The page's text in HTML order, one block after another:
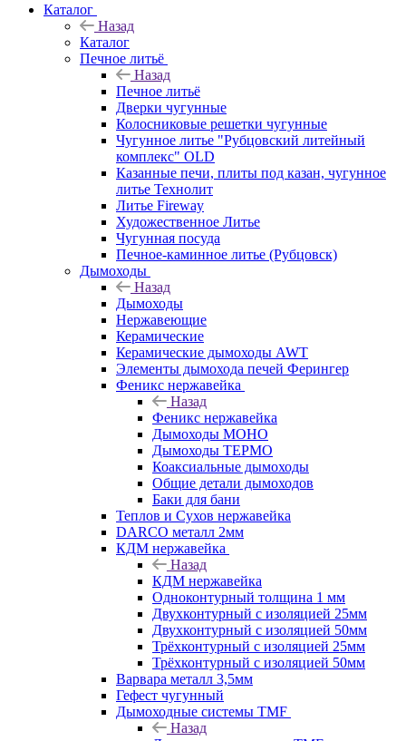
Каталог
Назад
Каталог
Печное литьё
Назад
Печное литьё
Дверки чугунные
Колосниковые решетки чугунные
Чугунное литье "Рубцовский литейный
комплекс" OLD
Казанные печи, плиты под казан, чугунное
литье Технолит
Литье Fireway
Художественное Литье
Чугунная посуда
Печное-каминное литье (Рубцовск)
Дымоходы
Назад
Дымоходы
Нержавеющие
Керамические
Керамические дымоходы AWT
Элементы дымохода печей Ферингер
Феникс нержавейка
Назад
Феникс нержавейка
Дымоходы МОНО
Дымоходы ТЕРМО
Коаксиальные дымоходы
Общие детали дымоходов
Баки для бани
Теплов и Сухов нержавейка
DARCO металл 2мм
КДМ нержавейка
Назад
КДМ нержавейка
Одноконтурный толщина 1 мм
Двухконтурный с изоляцией 25мм
Двухконтурный с изоляцией 50мм
Трёхконтурный с изоляцией 25мм
Трёхконтурный с изоляцией 50мм
Варвара металл 3,5мм
Гефест чугунный
Дымоходные системы TMF
Назад